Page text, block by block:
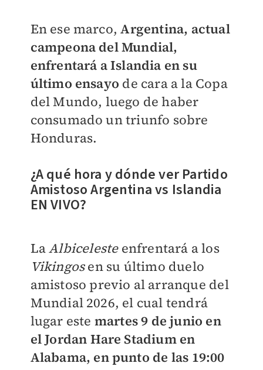
En ese marco,Argentina, actual
campeona del Mundial,
enfrentará a Islandia en su
último ensayo de cara a la Copa
del Mundo, luego de haber
consumado un triunfo sobre
Honduras.
¿A qué hora y dónde ver Partido
Amistoso Argentina vs Islandia
EN VIVO?
LaAlbiceleste enfrentará a los
Vikingosen su último duelo
amistoso previo al arranque del
Mundial 2026, el cual tendrá
lugar este martes 9 de junio en
el Jordan Hare Stadium en
Alabama, en punto de las 19:00